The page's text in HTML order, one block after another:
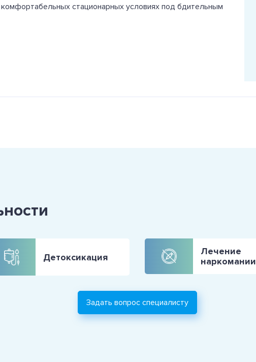
стационарных условиях под бдительным
Детоксикация
Лечение
наркомании
Задать вопрос специалисту